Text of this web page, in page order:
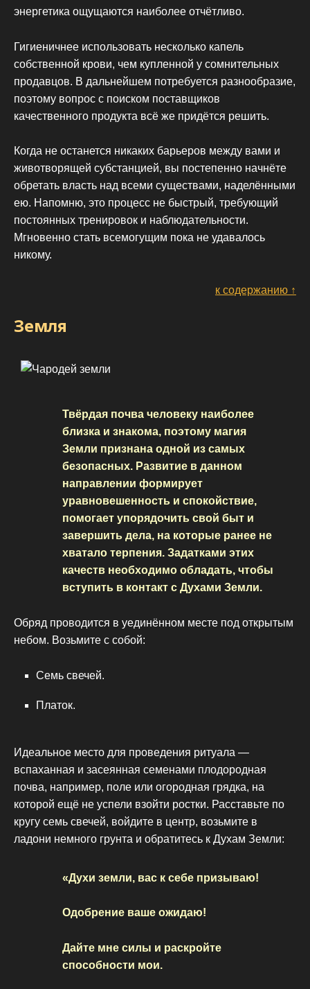
энергетика ощущаются наиболее отчётливо.
Гигиеничнее использовать несколько капель
собственной крови, чем купленной у сомнительных
продавцов. В дальнейшем потребуется разнообразие,
поэтому вопрос с поиском поставщиков
качественного продукта всё же придётся решить.
Когда не останется никаких барьеров между вами и
животворящей субстанцией, вы постепенно начнёте
обретать власть над всеми существами, наделёнными
ею. Напомню, это процесс не быстрый, требующий
постоянных тренировок и наблюдательности.
Мгновенно стать всемогущим пока не удавалось
никому.
к содержанию ↑
Земля
Твёрдая почва человеку наиболее
близка и знакома, поэтому магия
Земли признана одной из самых
безопасных. Развитие в данном
направлении формирует
уравновешенность и спокойствие,
помогает упорядочить свой быт и
завершить дела, на которые ранее не
хватало терпения. Задатками этих
качеств необходимо обладать, чтобы
вступить в контакт с Духами Земли.
Обряд проводится в уединённом месте под открытым
небом. Возьмите с собой:
Семь свечей.
Платок.
Идеальное место для проведения ритуала —
вспаханная и засеянная семенами плодородная
почва, например, поле или огородная грядка, на
которой ещё не успели взойти ростки. Расставьте по
кругу семь свечей, войдите в центр, возьмите в
ладони немного грунта и обратитесь к Духам Земли:
«Духи земли, вас к себе призываю!
Одобрение ваше ожидаю!
Дайте мне силы и раскройте
способности мои.